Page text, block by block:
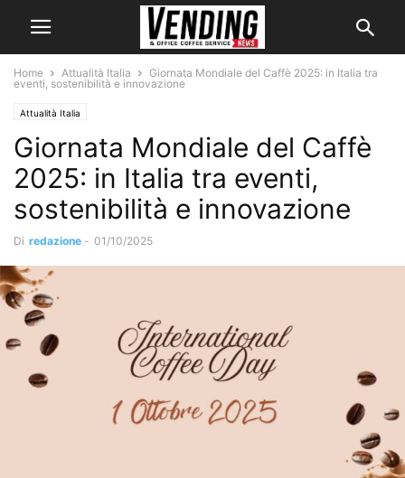
Home Attualità Italia
Giornata Mondiale del Caffè 2025: in Italia tra
eventi, sostenibilità e innovazione
Attualità Italia
Giornata Mondiale del Caffè
2025: in Italia tra eventi,
sostenibilità e innovazione
Di redazione - 01/10/2025